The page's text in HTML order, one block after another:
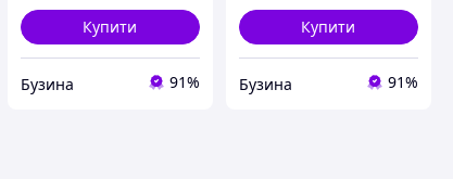
Купити
Бузина 91%
Купити
Бузина 91%